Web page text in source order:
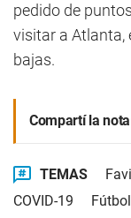
pedido de
visitar a Atlanta,
bajas.
Compartí la
TEMAS
COVID-19
Fútbol